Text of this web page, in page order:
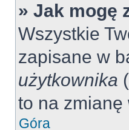
» Jak mogę
Wszystkie
zapisane w
użytkownika
to na zmianę
Góra